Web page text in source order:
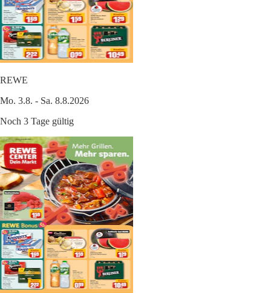
REWE
Mo. 3.8. - Sa. 8.8.2026
Noch 3 Tage gültig